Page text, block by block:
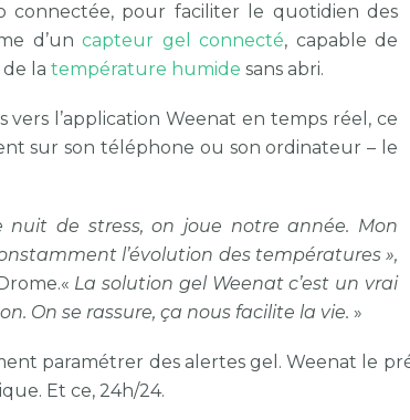
connectée, pour faciliter le quotidien des
d’un capteur gel connecté, capable de
la température humide sans abri.
l’application Weenat en temps réel, ce
sur son téléphone ou son ordinateur – le
nuit de stress, on joue notre année. Mon
l’évolution des températures »,
La solution gel Weenat c’est un vrai
On se rassure, ça nous facilite la vie. »
paramétrer des alertes gel. Weenat le
Et ce, 24h/24.